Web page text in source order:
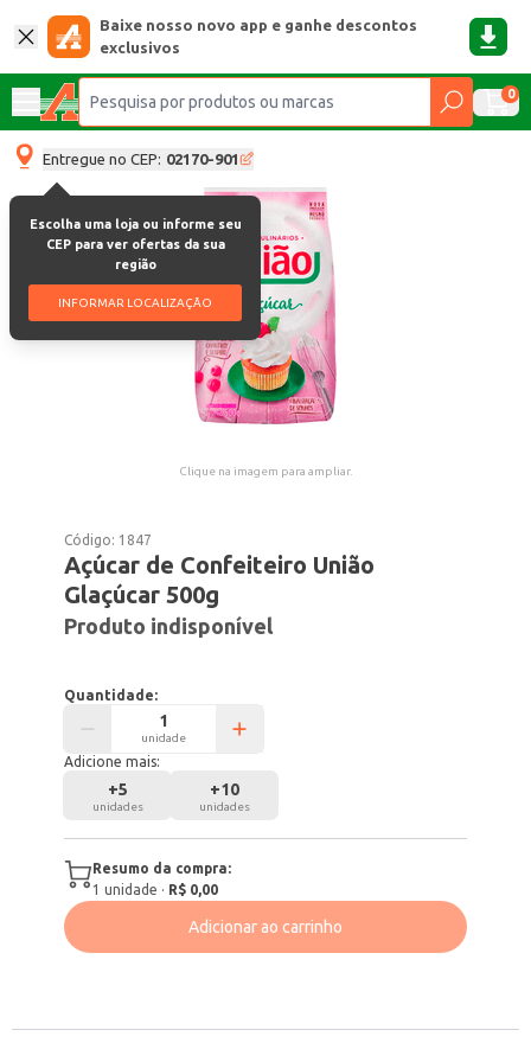
Baixe nosso novo app e ganhe descontos
exclusivos
0
Entregue no CEP: 02170-901
Escolha uma loja ou informe seu
CEP para ver ofertas da sua
região
INFORMAR LOCALIZAÇÃO
Clique na imagem para ampliar.
Código: 1847
Açúcar de Confeiteiro União
Glaçúcar 500g
Produto indisponível
Quantidade:
unidade
Adicione mais:
+5
unidades
+10
unidades
Resumo da compra:
1 unidade · R$ 0,00
Adicionar ao carrinho